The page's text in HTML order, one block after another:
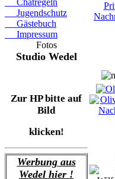
Chatregeln
Jugendschutz
Gästebuch
Impressum
Fotos
Studio Wedel
Zur HP bitte auf
Bild
klicken!
Werbung aus
Wedel hier !